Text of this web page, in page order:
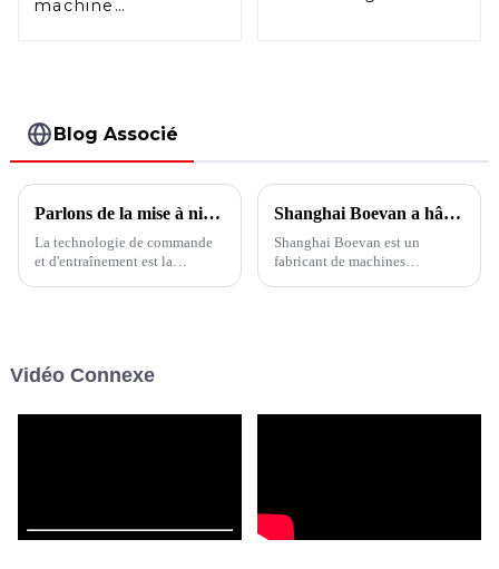
machine
Blog Associé
Parlons de la mise à niveau des produits de machines d'emballage
La technologie de commande
et d'entraînement est la
permet aux équipements
génération d'avoir une...
Shanghai Boevan a hâte de vous rencontrer
Shanghai Boevan est un
fabricant de machines
Vidéo Connexe